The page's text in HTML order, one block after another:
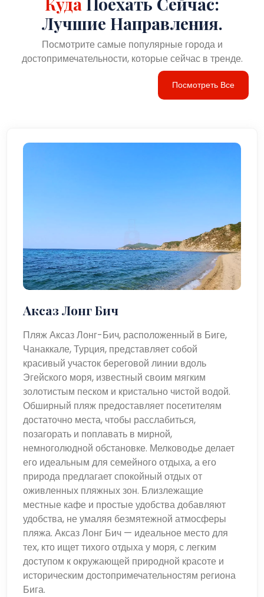
Лучшие Направления.
Посмотрите самые популярные города и
достопримечательности, которые сейчас в тренде.
Посмотреть Все
Аксаз Лонг Бич
Пляж Аксаз Лонг-Бич, расположенный в Биге,
Чанаккале, Турция, представляет собой
красивый участок береговой линии вдоль
Эгейского моря, известный своим мягким
золотистым песком и кристально чистой водой.
Обширный пляж предоставляет посетителям
достаточно места, чтобы расслабиться,
позагорать и поплавать в мирной,
немноголюдной обстановке. Мелководье делает
его идеальным для семейного отдыха, а его
природа предлагает спокойный отдых от
оживленных пляжных зон. Близлежащие
местные кафе и простые удобства добавляют
удобства, не умаляя безмятежной атмосферы
пляжа. Аксаз Лонг Бич — идеальное место для
тех, кто ищет тихого отдыха у моря, с легким
доступом к окружающей природной красоте и
историческим достопримечательностям региона
Бига.